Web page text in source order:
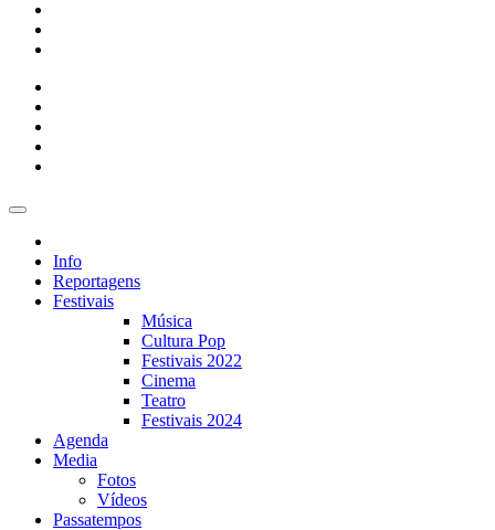
Info
Reportagens
Festivais
Música
Cultura Pop
Festivais 2022
Cinema
Teatro
Festivais 2024
Agenda
Media
Fotos
Vídeos
Passatempos